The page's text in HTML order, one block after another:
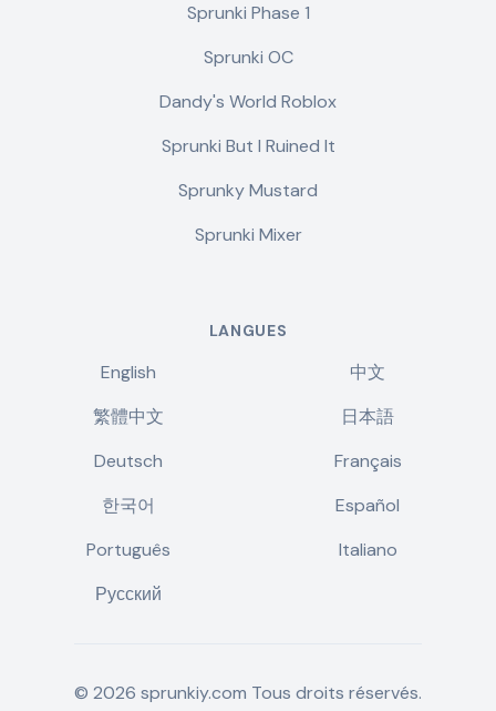
Sprunki Phase 1
Sprunki OC
Dandy's World Roblox
Sprunki But I Ruined It
Sprunky Mustard
Sprunki Mixer
LANGUES
English
中文
繁體中文
日本語
Deutsch
Français
한국어
Español
Português
Italiano
Русский
© 2026 sprunkiy.com Tous droits réservés.